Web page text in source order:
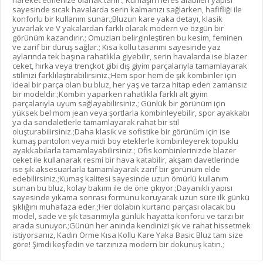
sayesinde sıcak havalarda serin kalmanızı sağlarken, hafifliği ile
konforlu bir kullanım sunar.;Bluzun kare yaka detayı, klasik
yuvarlak ve V yakalardan farklı olarak modern ve özgün bir
görünüm kazandırır.; Omuzları belirginleştiren bu kesim, feminen
ve zarif bir duruş sağlar.; Kısa kollu tasarımı sayesinde yaz
aylarında tek başına rahatlıkla giyebilir, serin havalarda ise blazer
ceket, hırka veya trençkot gibi dış giyim parçalarıyla tamamlayarak
stilinizi farklılaştırabilirsiniz.;Hem spor hem de şık kombinler için
ideal bir parça olan bu bluz, her yaş ve tarza hitap eden zamansız
bir modeldir.;Kombin yaparken rahatlıkla farklı alt giyim
parçalarıyla uyum sağlayabilirsiniz.; Günlük bir görünüm için
yüksek bel mom jean veya şortlarla kombinleyebilir, spor ayakkabı
ya da sandaletlerle tamamlayarak rahat bir stil
oluşturabilirsiniz.;Daha klasik ve sofistike bir görünüm için ise
kumaş pantolon veya midi boy eteklerle kombinleyerek topuklu
ayakkabılarla tamamlayabilirsiniz.; Ofis kombinlerinizde blazer
ceket ile kullanarak resmi bir hava katabilir, akşam davetlerinde
ise şık aksesuarlarla tamamlayarak zarif bir görünüm elde
edebilirsiniz.;Kumaş kalitesi sayesinde uzun ömürlü kullanım
sunan bu bluz, kolay bakımı ile de öne çıkıyor.;Dayanıklı yapısı
sayesinde yıkama sonrası formunu koruyarak uzun süre ilk günkü
şıklığını muhafaza eder.;Her dolabın kurtarıcı parçası olacak bu
model, sade ve şık tasarımıyla günlük hayatta konforu ve tarzı bir
arada sunuyor.;Günün her anında kendinizi şık ve rahat hissetmek
istiyorsanız, Kadın Örme Kısa Kollu Kare Yaka Basic Bluz tam size
göre! Şimdi keşfedin ve tarzınıza modern bir dokunuş katın.;